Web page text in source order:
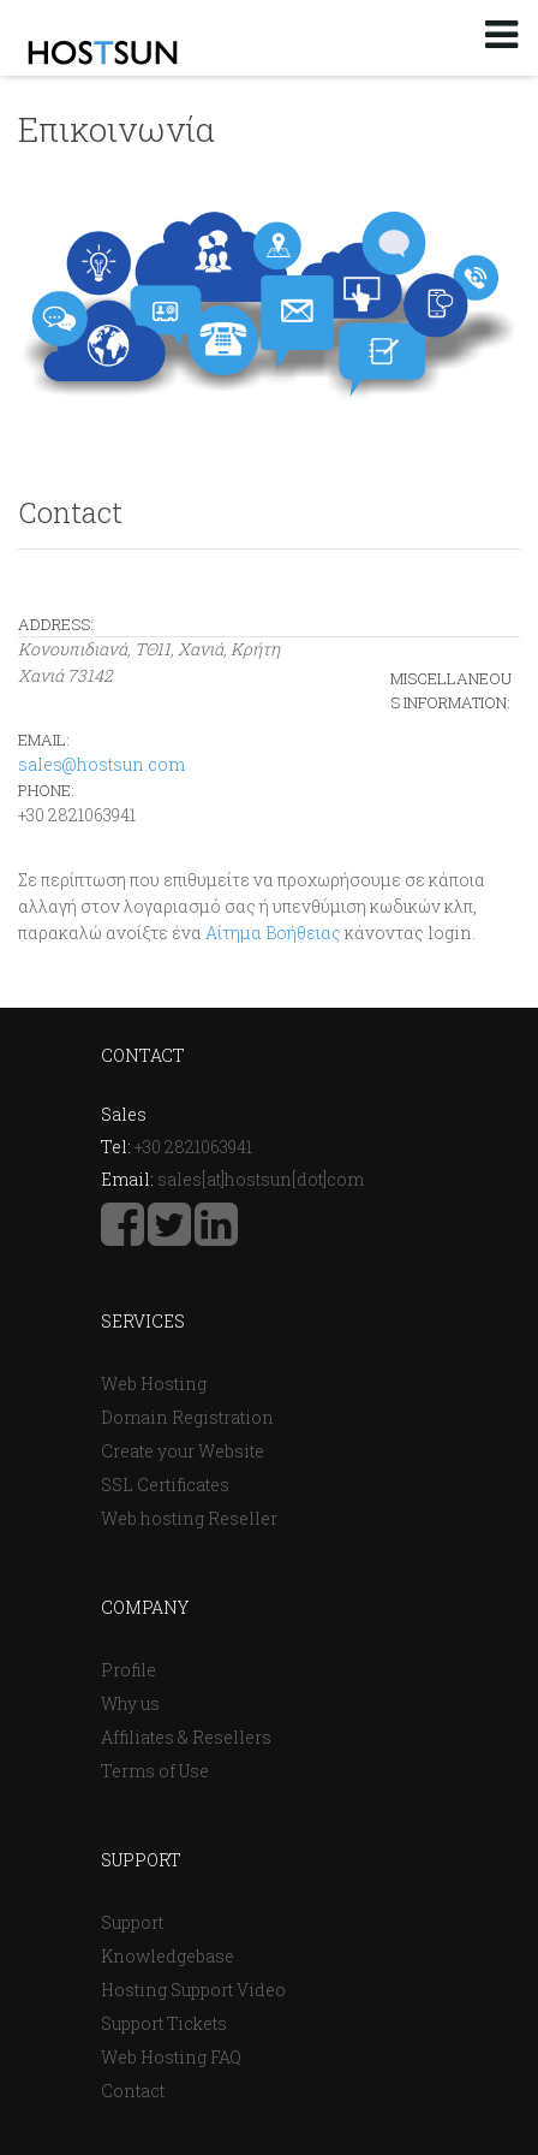
Επικοινωνία
Contact
ADDRESS:
Κονουπιδιανά, ΤΘ11, Χανιά, Κρήτη
Χανιά 73142
EMAIL:
sales@hostsun.com
PHONE:
+30 2821063941
MISCELLANEOU
S INFORMATION:
Σε περίπτωση που επιθυμείτε να προχωρήσουμε σε κάποια
αλλαγή στον λογαριασμό σας ή υπενθύμιση κωδικών κλπ,
παρακαλώ ανοίξτε ένα Αίτημα Βοήθειας κάνοντας login.
CONTACT
Sales
Tel: +30 2821063941
Email: sales[at]hostsun[dot]com
SERVICES
Web Hosting
Domain Registration
Create your Website
SSL Certificates
Web hosting Reseller
COMPANY
Profile
Why us
Affiliates & Resellers
Terms of Use
SUPPORT
Support
Knowledgebase
Hosting Support Video
Support Tickets
Web Hosting FAQ
Contact
Log inorSign up
You don't remember your password?